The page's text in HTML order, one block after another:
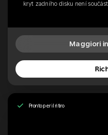
kryt zadního disku není
Maggiori
Pronto per il ritiro